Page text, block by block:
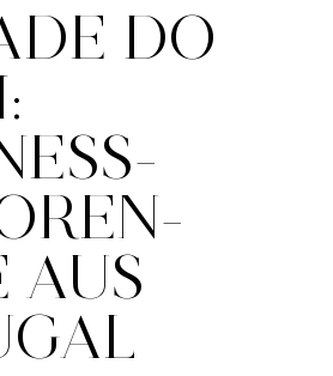
DO
AUS